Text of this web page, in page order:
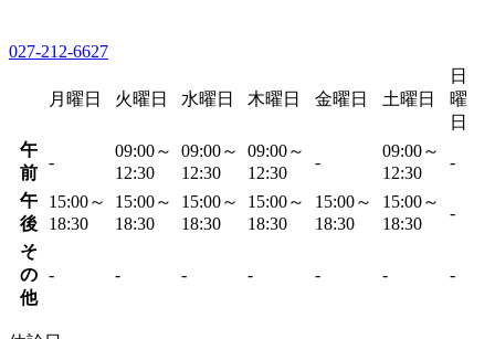
027-212-6627
月曜日 火曜日 水曜日 木曜日 金曜日 土曜日
日
曜
日
午
前
-
09:00～
12:30
09:00～
12:30
09:00～
12:30
-
09:00～
12:30
-
午
後
15:00～
18:30
15:00～
18:30
15:00～
18:30
15:00～
18:30
15:00～
18:30
15:00～
18:30
-
そ
の
他
- - - - - - -